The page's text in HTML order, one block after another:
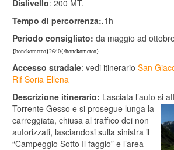
Dislivello: 200 MT.
Tempo di percorrenza:.1h
Periodo consigliato: da maggio ad
{bonckometeo}2640{/bonckometeo}
Accesso stradale: vedi itinerario San
Rif Soria Ellena
Descrizione itinerario: Lasciata l’auto si
Torrente Gesso e si prosegue lunga la
carreggiata, chiusa al traffico dei non
autorizzati, lasciandosi sulla sinistra il
“Campeggio Sotto Il faggio” e l’area